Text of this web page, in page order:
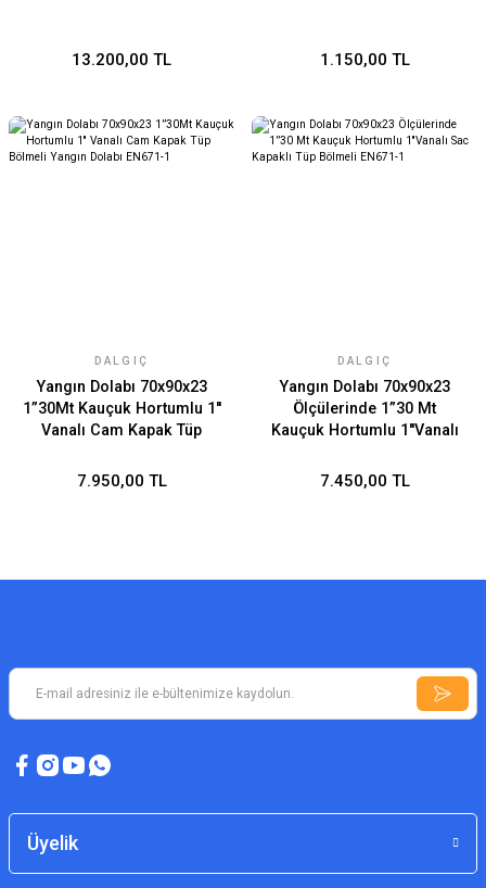
13.200,00 TL 1.150,00 TL
DALGIÇ
Yangın Dolabı 70x90x23
1”30Mt Kauçuk Hortumlu 1''
Vanalı Cam Kapak Tüp
EN671-1
7.950,00 TL
DALGIÇ
Yangın Dolabı 70x90x23
Ölçülerinde 1”30 Mt
Kauçuk Hortumlu 1''Vanalı
EN671-1
7.450,00 TL
Üyelik